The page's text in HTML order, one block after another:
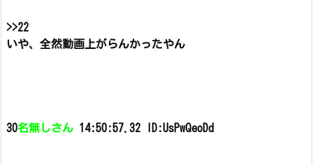
>>22
いや、全然動画上がらんかったやん
30名無しさん 14:50:57.32 ID:UsPwQeoDd